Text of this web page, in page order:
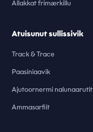
Allakkat frimærkillu
Atuisunut sullissivik
Track & Trace
Paasiniaavik
Ajutoornermi nalunaarutit
Ammasarfiit